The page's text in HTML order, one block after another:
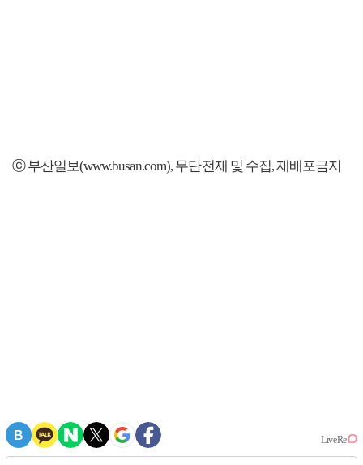
ⓒ 부산일보(www.busan.com), 무단전재 및 수집, 재배포금지